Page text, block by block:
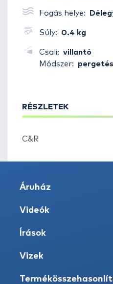
Fogás helye:
Súly: 0.4 kg
Csali: villantó
Módszer:
pergetés
RÉSZLETEK
C&R
Áruház
Videók
Írások
Vizek